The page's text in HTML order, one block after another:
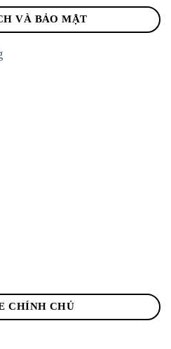
VÀ BẢO MẬT
CHÍNH CHỦ